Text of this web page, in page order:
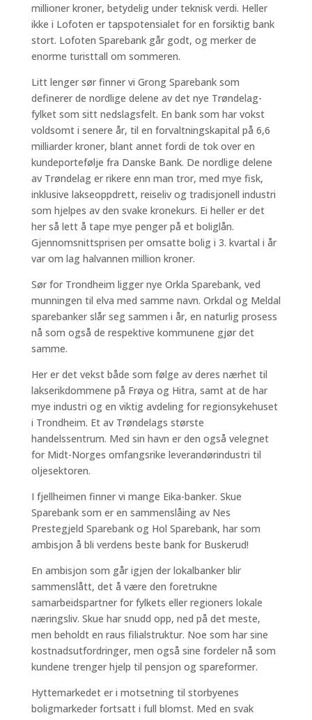
millioner kroner, betydelig under teknisk verdi. Heller
ikke i Lofoten er tapspotensialet for en forsiktig bank
stort. Lofoten Sparebank går godt, og merker de
enorme turisttall om sommeren.
Litt lenger sør finner vi Grong Sparebank som
definerer de nordlige delene av det nye Trøndelag-
fylket som sitt nedslagsfelt. En bank som har vokst
voldsomt i senere år, til en forvaltningskapital på 6,6
milliarder kroner, blant annet fordi de tok over en
kundeportefølje fra Danske Bank. De nordlige delene
av Trøndelag er rikere enn man tror, med mye fisk,
inklusive lakseoppdrett, reiseliv og tradisjonell industri
som hjelpes av den svake kronekurs. Ei heller er det
her så lett å tape mye penger på et boliglån.
Gjennomsnittsprisen per omsatte bolig i 3. kvartal i år
var om lag halvannen million kroner.
Sør for Trondheim ligger nye Orkla Sparebank, ved
munningen til elva med samme navn. Orkdal og Meldal
sparebanker slår seg sammen i år, en naturlig prosess
nå som også de respektive kommunene gjør det
samme.
Her er det vekst både som følge av deres nærhet til
lakserikdommene på Frøya og Hitra, samt at de har
mye industri og en viktig avdeling for regionsykehuset
i Trondheim. Et av Trøndelags største
handelssentrum. Med sin havn er den også velegnet
for Midt-Norges omfangsrike leverandørindustri til
oljesektoren.
I fjellheimen finner vi mange Eika-banker. Skue
Sparebank som er en sammenslåing av Nes
Prestegjeld Sparebank og Hol Sparebank, har som
ambisjon å bli verdens beste bank for Buskerud!
En ambisjon som går igjen der lokalbanker blir
sammenslått, det å være den foretrukne
samarbeidspartner for fylkets eller regioners lokale
næringsliv. Skue har snudd opp, ned på det meste,
men beholdt en raus filialstruktur. Noe som har sine
kostnadsutfordringer, men også sine fordeler nå som
kundene trenger hjelp til pensjon og spareformer.
Hyttemarkedet er i motsetning til storbyenes
boligmarkeder fortsatt i full blomst. Med en svak